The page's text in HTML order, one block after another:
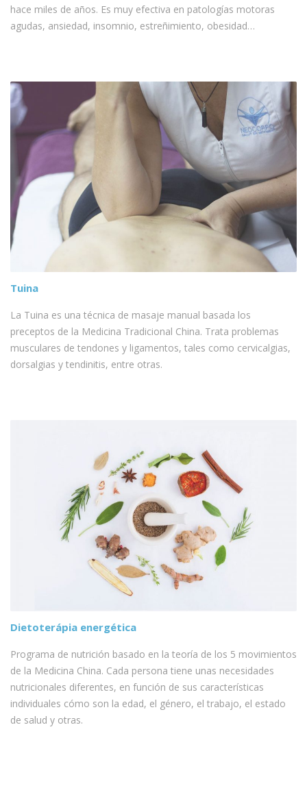
hace miles de años. Es muy efectiva en patologías motoras
agudas, ansiedad, insomnio, estreñimiento, obesidad…
Tuina
La Tuina es una técnica de masaje manual basada los
preceptos de la Medicina Tradicional China. Trata problemas
musculares de tendones y ligamentos, tales como cervicalgias,
dorsalgias y tendinitis, entre otras.
Dietoterápia energética
Programa de nutrición basado en la teoría de los 5 movimientos
de la Medicina China. Cada persona tiene unas necesidades
nutricionales diferentes, en función de sus características
individuales cómo son la edad, el género, el trabajo, el estado
de salud y otras.